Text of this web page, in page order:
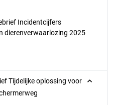
Incidentcijfers
dierenverwaarlozing 2025
Tijdelijke oplossing voor